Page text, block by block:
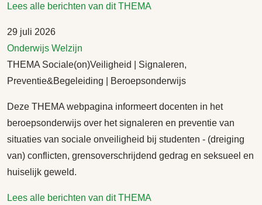
Lees alle berichten van dit THEMA
29 juli 2026
Onderwijs Welzijn
THEMA Sociale(on)Veiligheid | Signaleren,
Preventie&Begeleiding | Beroepsonderwijs
Deze THEMA webpagina informeert docenten in het
beroepsonderwijs over het signaleren en preventie van
situaties van sociale onveiligheid bij studenten - (dreiging
van) conflicten, grensoverschrijdend gedrag en seksueel en
huiselijk geweld.
Lees alle berichten van dit THEMA